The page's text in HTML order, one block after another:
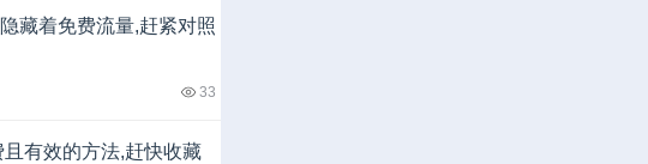
藏着免费流量,赶紧对照
33
有效的方法,赶快收藏